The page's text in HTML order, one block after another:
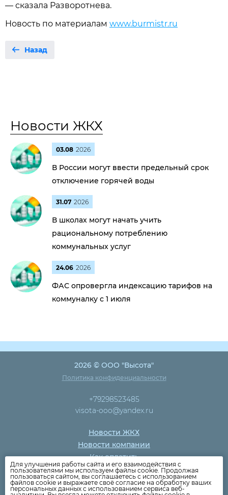
— сказала Разворотнева.
Новость по материалам www.burmistr.ru
Назад
Новости ЖКХ
03.08 2026
В России могут ввести предельный срок
отключение горячей воды
31.07 2026
В школах могут начать учить
рациональному потреблению
коммунальных услуг
24.06 2026
ФАС опровергла индексацию тарифов на
коммуналку с 1 июля
2026 © ООО "Высота"
Политика конфиденциальности
+79298523485
visota-ooo@yandex.ru
Новости ЖКХ
Новости компании
Как оплатить
Дома
Раскрытие информации
Для улучшения работы сайта и его взаимодействия с
пользователями мы используем файлы cookie. Продолжая
пользоваться сайтом, вы соглашаетесь с использованием
файлов cookie и выражаете своё согласие на обработку ваших
персональных данных с использованием сервиса веб-